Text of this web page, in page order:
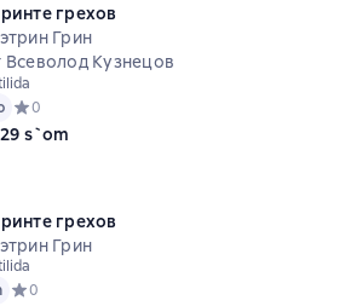
грехов
Грин
Всеволод Кузнецов
Средний рейтинг 0 на основе 0 оценок
0
s`om
грехов
Грин
Средний рейтинг 0 на основе 0 оценок
0